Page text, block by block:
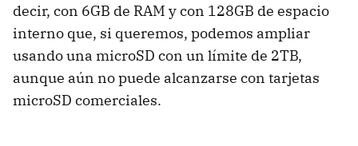
decir, con 6GB de RAM y con 128GB de espacio
interno que, si queremos, podemos ampliar
usando una microSD con un límite de 2TB,
aunque aún no puede alcanzarse con tarjetas
microSD comerciales.